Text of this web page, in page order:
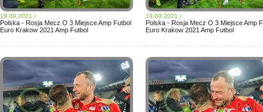
19.09.2021 r
Polska - Rosja Mecz O 3 Miejsce Amp Futbol
Euro Krakow 2021 Amp Futbol
19.09.2021 r
Polska - Rosja Mecz O 3 Miejsce Amp
Euro Krakow 2021 Amp Futbol